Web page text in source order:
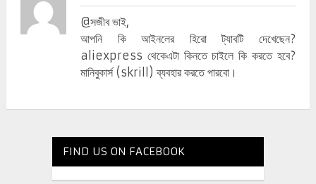
@সজীব ভাই,
আপনি কি আইনলের হিরো ট্যাবটি দেখেছেন?
aliexpress থেকেএটা কিনতে চাইলে কি করতে হবে?
মানিবুকার্স (skrill) ব্যবহার করতে পারবো।
FIND US ON FACEBOOK